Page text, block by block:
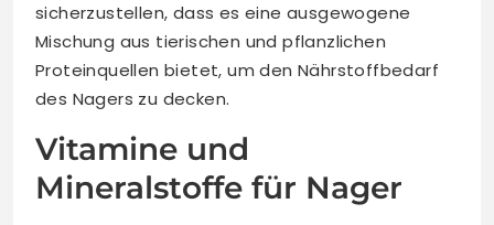
sicherzustellen, dass es eine ausgewogene
Mischung aus tierischen und pflanzlichen
Proteinquellen bietet, um den Nährstoffbedarf
des Nagers zu decken.
Vitamine und
Mineralstoffe für Nager